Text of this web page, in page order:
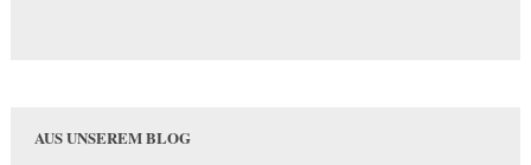
AUS UNSEREM BLOG